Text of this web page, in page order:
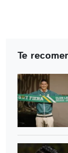
Te